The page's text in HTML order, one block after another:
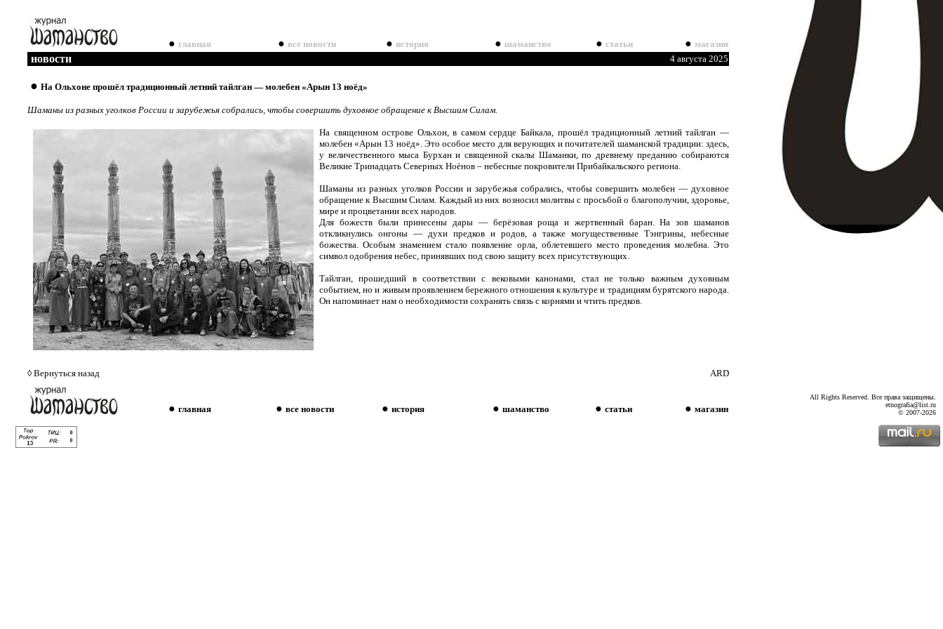
● главная ● все новости ● история ● шаманство ● статьи ● магазин
новости 4 августа 2025
● На Ольхоне прошёл традиционный летний тайлган — молебен «Арын 13 ноёд»
Шаманы из разных уголков России и зарубежья собрались, чтобы совершить духовное обращение к Высшим Силам.
На священном острове Ольхон, в самом сердце Байкала, прошёл традиционный летний тайлган —
молебен «Арын 13 ноёд». Это особое место для верующих и почитателей шаманской традиции: здесь,
у величественного мыса Бурхан и священной скалы Шаманки, по древнему преданию собираются
Великие Тринадцать Северных Ноёнов – небесные покровители Прибайкальского региона.
Шаманы из разных уголков России и зарубежья собрались, чтобы совершить молебен — духовное
обращение к Высшим Силам. Каждый из них возносил молитвы с просьбой о благополучии, здоровье,
мире и процветании всех народов.
Для божеств были принесены дары — берёзовая роща и жертвенный баран. На зов шаманов
откликнулись онгоны — духи предков и родов, а также могущественные Тэнгрины, небесные
божества. Особым знамением стало появление орла, облетевшего место проведения молебна. Это
символ одобрения небес, принявших под свою защиту всех присутствующих.
Тайлган, прошедший в соответствии с вековыми канонами, стал не только важным духовным
событием, но и живым проявлением бережного отношения к культуре и традициям бурятского народа.
Он напоминает нам о необходимости сохранять связь с корнями и чтить предков.
◊Вернуться назад ARD
● главная ● все новости ● история ● шаманство ● статьи ● магазин
All Rights Reserved. Все права защищены.
etnografia@list.ru
© 2007-2026